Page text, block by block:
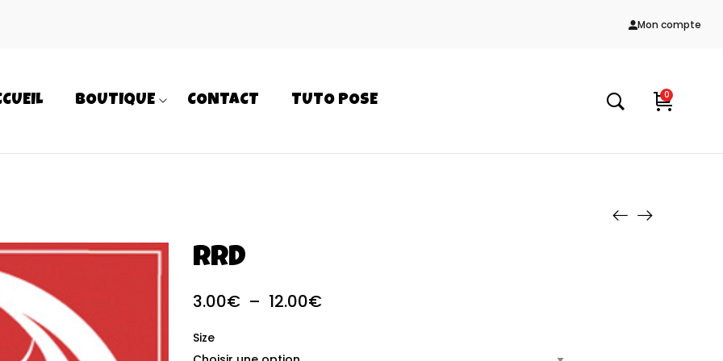
Mon compte
BOUTIQUE CONTACT TUTO POSE 0
RRD
3.00€ – 12.00€
Size